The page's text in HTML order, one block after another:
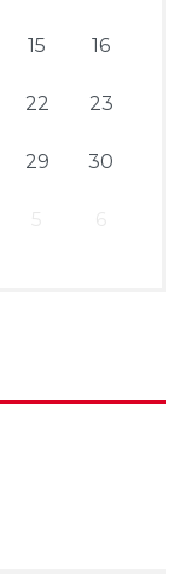
15 16
22 23
29 30